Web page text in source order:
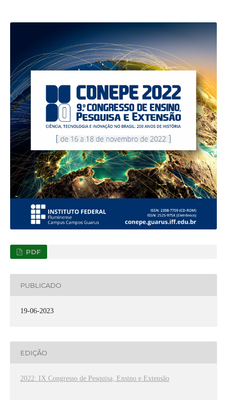
PDF
PUBLICADO
19-06-2023
EDIÇÃO
2022: IX Congresso de Pesquisa, Ensino e Extensão